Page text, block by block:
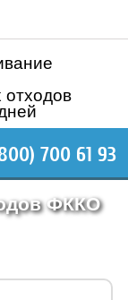
отходов
700 61 93
ФККО